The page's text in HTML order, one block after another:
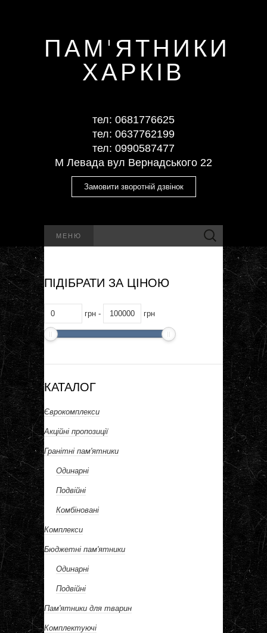
ПАМ'ЯТНИКИ
ХАРКІВ
тел: ‎0681776625
тел: ‎0637762199
тел: ‎‎0990587477
М Левада вул Вернадського 22
Замовити зворотній дзвінок
МЕНЮ Пошук:
ПІДІБРАТИ ЗА ЦІНОЮ
грн - грн
КАТАЛОГ
Єврокомплекси
Акційні пропозиції
Гранітні пам'ятники
Одинарні
Подвійні
Комбіновані
Комплекси
Бюджетні пам'ятники
Одинарні
Подвійні
Пам'ятники для тварин
Комплектуючі